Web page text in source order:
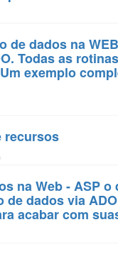
dados na
Todas as
exemplo
recursos
na Web - ASP
dados via
acabar com